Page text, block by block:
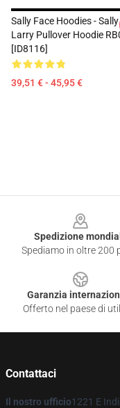
Sally Face Hoodies - Sally
Larry Pullover Hoodie
[ID8116]
39,51 € - 45,95 €
Spedizione
Spediamo in oltre 200
Garanzia
Offerto nel paese di
Contattaci
Il nostro ufficio1221 E